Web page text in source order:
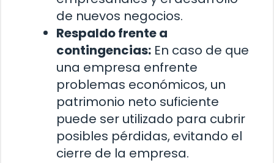
de nuevos negocios.
Respaldo frente a
contingencias: En caso de que
una empresa enfrente
problemas económicos, un
patrimonio neto suficiente
puede ser utilizado para cubrir
posibles pérdidas, evitando el
cierre de la empresa.